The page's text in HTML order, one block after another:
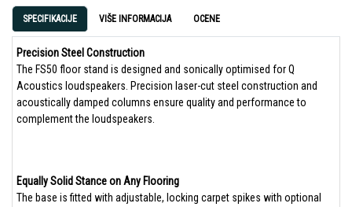
SPECIFIKACIJE VIŠE INFORMACIJA OCENE
Precision Steel Construction
The FS50 floor stand is designed and sonically optimised for Q
Acoustics loudspeakers. Precision laser-cut steel construction and
acoustically damped columns ensure quality and performance to
complement the loudspeakers.
Equally Solid Stance on Any Flooring
The base is fitted with adjustable, locking carpet spikes with optional